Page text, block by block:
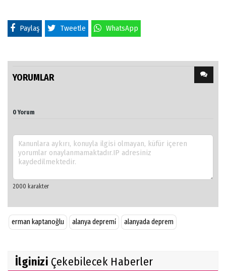
Paylaş Tweetle WhatsApp
YORUMLAR
0 Yorum
erman kaptanoğlu alanya depremi̇ alanyada deprem
İlginizi Çekebilecek Haberler